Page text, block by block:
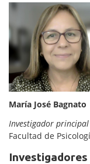
María José Bagnato
Investigador principal
Facultad de
Investigadores